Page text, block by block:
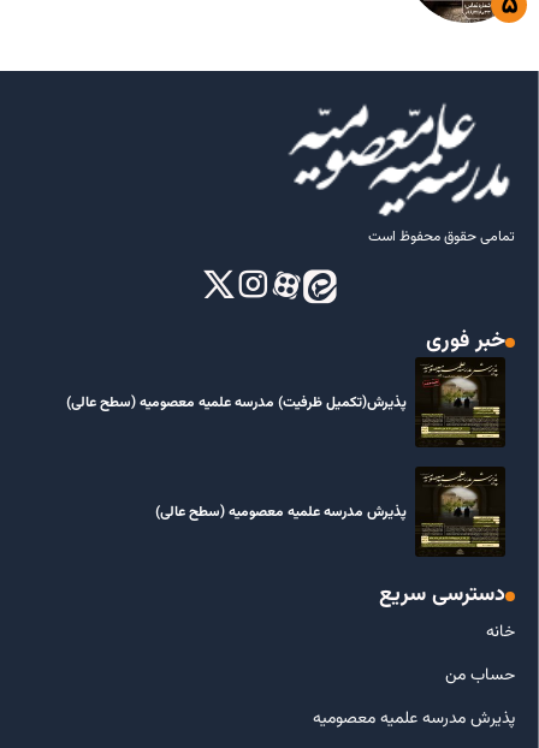
تمامی حقوق محفوظ است
خبر فوری
پذیرش(تکمیل ظرفیت) مدرسه علمیه معصومیه‌ (سطح عالی)
پذیرش مدرسه علمیه معصومیه‌ (سطح عالی)
دسترسی سریع
خانه
حساب من
پذیرش مدرسه علمیه معصومیه